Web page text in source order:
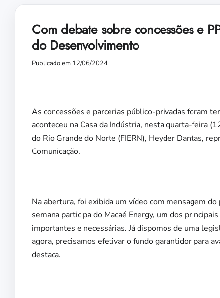
Com debate sobre concessões e
do Desenvolvimento
Publicado em 12/06/2024
As concessões e parcerias público-privadas foram
aconteceu na Casa da Indústria, nesta quarta-feira
do Rio Grande do Norte (FIERN), Heyder Dantas,
Comunicação.
Na abertura, foi exibida um vídeo com mensagem
semana participa do Macaé Energy, um dos
importantes e necessárias. Já dispomos de uma
agora, precisamos efetivar o fundo garantidor para
destaca.